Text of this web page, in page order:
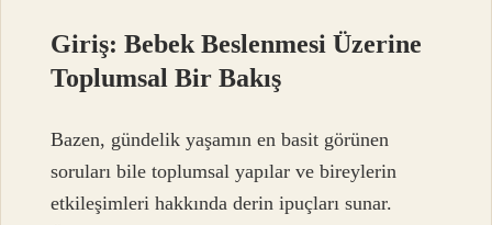
Giriş: Bebek Beslenmesi Üzerine
Toplumsal Bir Bakış
Bazen, gündelik yaşamın en basit görünen
soruları bile toplumsal yapılar ve bireylerin
etkileşimleri hakkında derin ipuçları sunar.